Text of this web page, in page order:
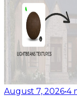
August 7, 2026•4